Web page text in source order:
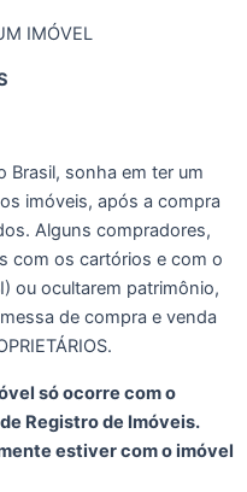
IMÓVEL
Brasil, sonha em ter um
imóveis, após a compra
Alguns compradores,
com os cartórios e com o
ou ocultarem patrimônio,
de compra e venda
só ocorre com o
Registro de Imóveis.
estiver com o imóvel